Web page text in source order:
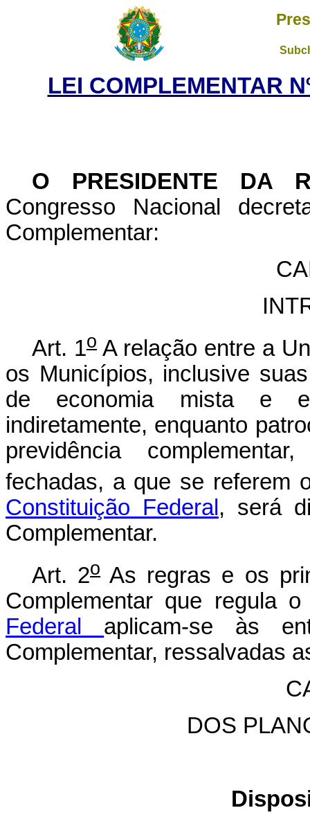
LEI COMPLEMENTAR
O PRESIDENTE DA
Congresso Nacional
Complementar:
Art. 1o A relação entre a
os Municípios, inclusive
de economia mista e
indiretamente, enquanto
previdência
fechadas, a que se referem
Constituição Federal , será
Complementar.
Art. 2oAs regras e os
Complementar que regula
Federal aplicam-se às
Complementar, ressalvadas
DOS